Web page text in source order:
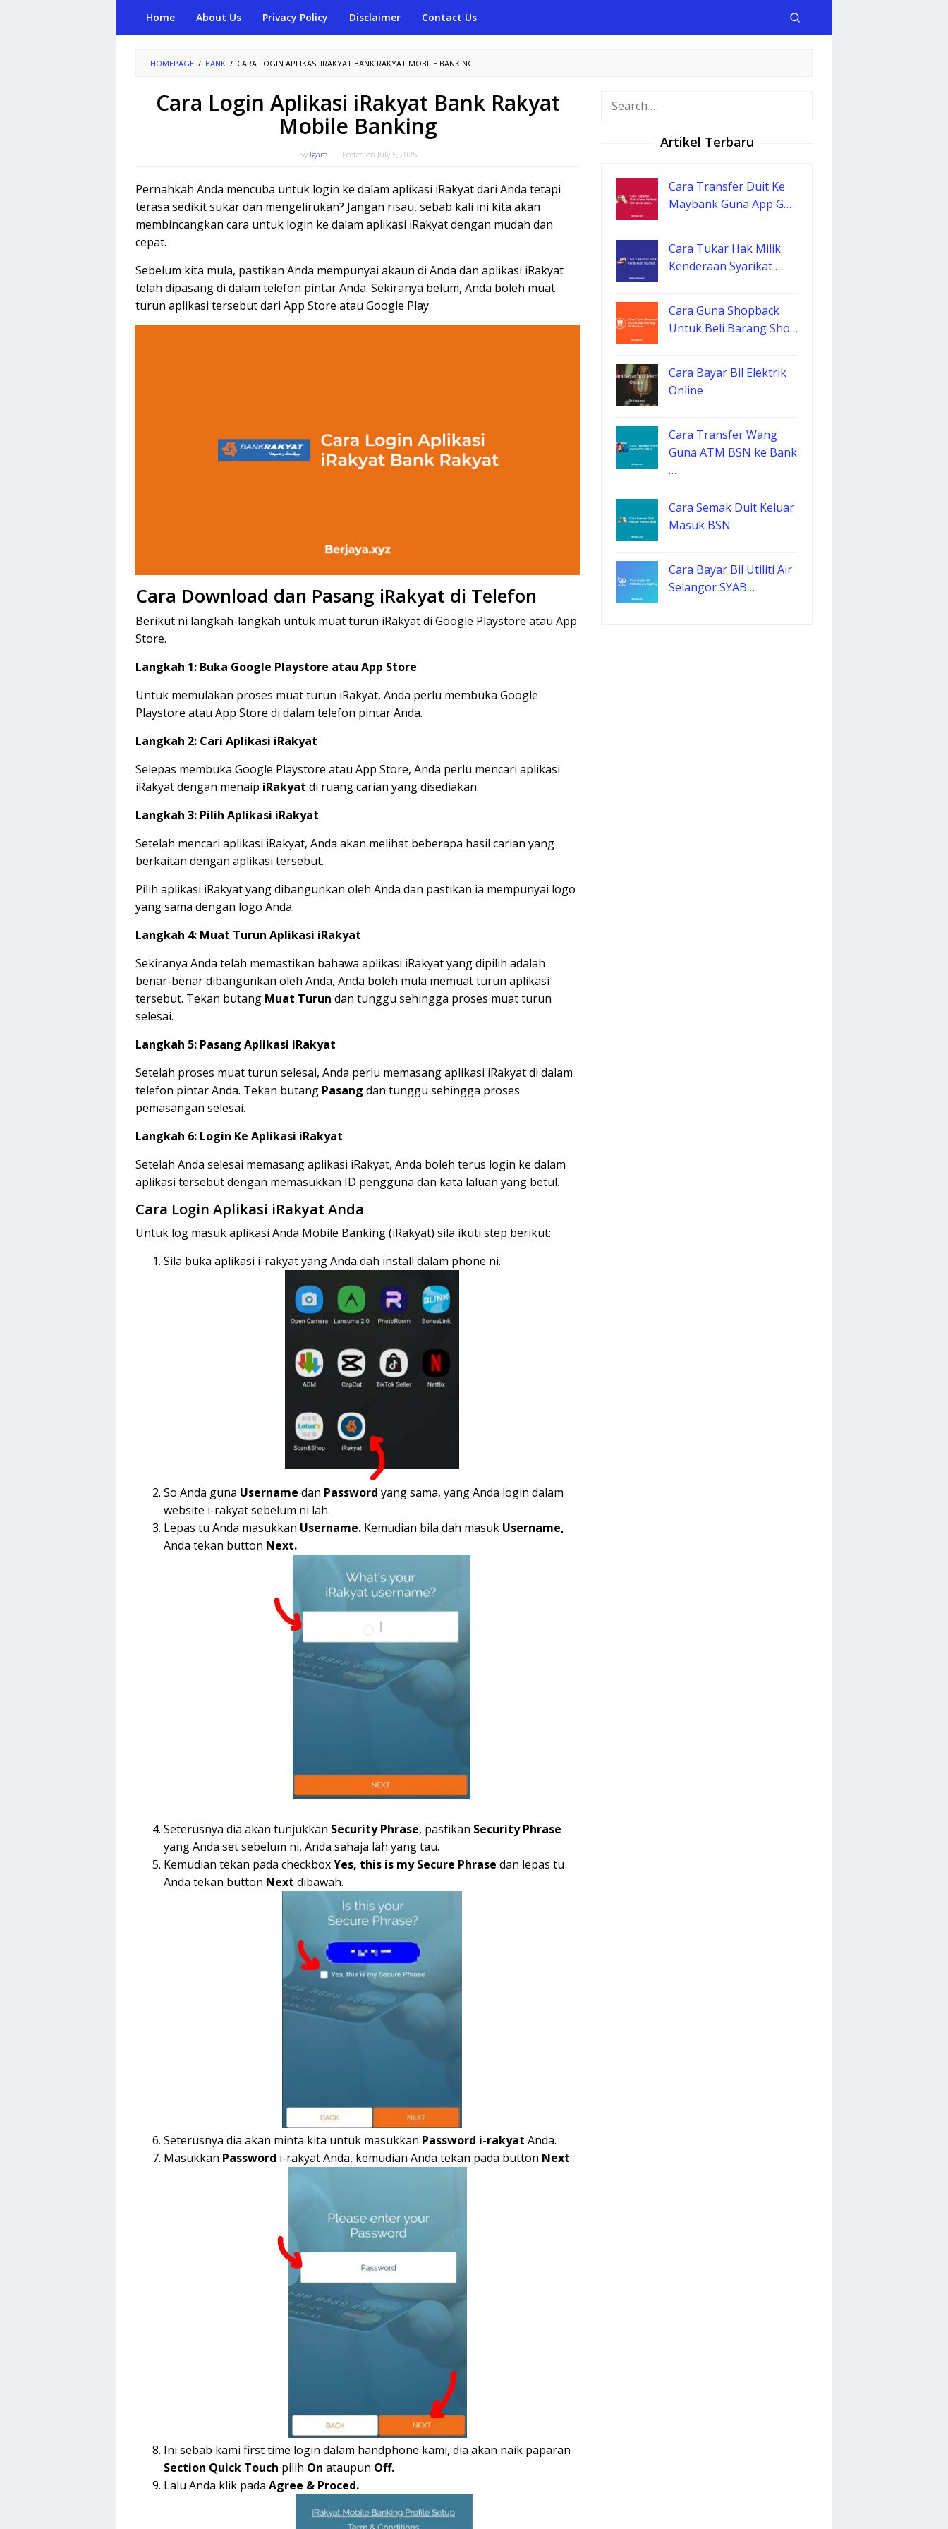
Home About Us Privacy Policy Disclaimer Contact Us
HOMEPAGE / BANK / CARA LOGIN APLIKASI IRAKYAT BANK RAKYAT MOBILE BANKING
Cara Login Aplikasi iRakyat Bank Rakyat
Mobile Banking
By Igam Posted on July 5, 2025
Pernahkah Anda mencuba untuk login ke dalam aplikasi iRakyat dari Anda tetapi
terasa sedikit sukar dan mengelirukan? Jangan risau, sebab kali ini kita akan
membincangkan cara untuk login ke dalam aplikasi iRakyat dengan mudah dan
cepat.
Sebelum kita mula, pastikan Anda mempunyai akaun di Anda dan aplikasi iRakyat
telah dipasang di dalam telefon pintar Anda. Sekiranya belum, Anda boleh muat
turun aplikasi tersebut dari App Store atau Google Play.
Cara Download dan Pasang iRakyat di Telefon
Berikut ni langkah-langkah untuk muat turun iRakyat di Google Playstore atau App
Store.
Langkah 1: Buka Google Playstore atau App Store
Untuk memulakan proses muat turun iRakyat, Anda perlu membuka Google
Playstore atau App Store di dalam telefon pintar Anda.
Langkah 2: Cari Aplikasi iRakyat
Selepas membuka Google Playstore atau App Store, Anda perlu mencari aplikasi
iRakyat dengan menaip iRakyat di ruang carian yang disediakan.
Langkah 3: Pilih Aplikasi iRakyat
Setelah mencari aplikasi iRakyat, Anda akan melihat beberapa hasil carian yang
berkaitan dengan aplikasi tersebut.
Pilih aplikasi iRakyat yang dibangunkan oleh Anda dan pastikan ia mempunyai logo
yang sama dengan logo Anda.
Langkah 4: Muat Turun Aplikasi iRakyat
Sekiranya Anda telah memastikan bahawa aplikasi iRakyat yang dipilih adalah
benar-benar dibangunkan oleh Anda, Anda boleh mula memuat turun aplikasi
tersebut. Tekan butang Muat Turun dan tunggu sehingga proses muat turun
selesai.
Langkah 5: Pasang Aplikasi iRakyat
Setelah proses muat turun selesai, Anda perlu memasang aplikasi iRakyat di dalam
telefon pintar Anda. Tekan butang Pasang dan tunggu sehingga proses
pemasangan selesai.
Langkah 6: Login Ke Aplikasi iRakyat
Setelah Anda selesai memasang aplikasi iRakyat, Anda boleh terus login ke dalam
aplikasi tersebut dengan memasukkan ID pengguna dan kata laluan yang betul.
Cara Login Aplikasi iRakyat Anda
Untuk log masuk aplikasi Anda Mobile Banking (iRakyat) sila ikuti step berikut:
Sila buka aplikasi i-rakyat yang Anda dah install dalam phone ni.
So Anda guna Username dan Password yang sama, yang Anda login dalam
website i-rakyat sebelum ni lah.
Lepas tu Anda masukkan Username. Kemudian bila dah masuk Username,
Anda tekan button Next.
Seterusnya dia akan tunjukkan Security Phrase, pastikan Security Phrase
yang Anda set sebelum ni, Anda sahaja lah yang tau.
Kemudian tekan pada checkboxYes, this is my Secure Phrase dan lepas tu
Anda tekan button Next dibawah.
Seterusnya dia akan minta kita untuk masukkan Password i-rakyat Anda.
Masukkan Password i-rakyat Anda, kemudian Anda tekan pada button Next.
Ini sebab kami first time login dalam handphone kami, dia akan naik paparan
Section Quick Touch pilih On ataupun Off.
Lalu Anda klik pada Agree & Proced.
Search
Artikel Terbaru
Cara Transfer Duit Ke
Maybank Guna App G…
Cara Tukar Hak Milik
Kenderaan Syarikat …
Cara Guna Shopback
Untuk Beli Barang Sho…
Cara Bayar Bil Elektrik
Online
Cara Transfer Wang
Guna ATM BSN ke Bank
…
Cara Semak Duit Keluar
Masuk BSN
Cara Bayar Bil Utiliti Air
Selangor SYAB…